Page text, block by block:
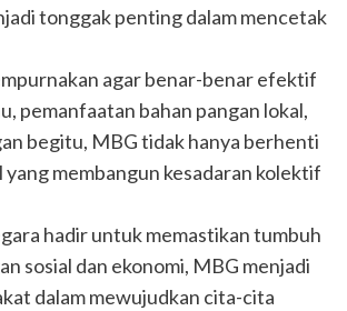
tonggak penting dalam mencetak
agar benar-benar efektif
pemanfaatan bahan pangan lokal,
begitu, MBG tidak hanya berhenti
membangun kesadaran kolektif
hadir untuk memastikan tumbuh
sosial dan ekonomi, MBG menjadi
dalam mewujudkan cita-cita